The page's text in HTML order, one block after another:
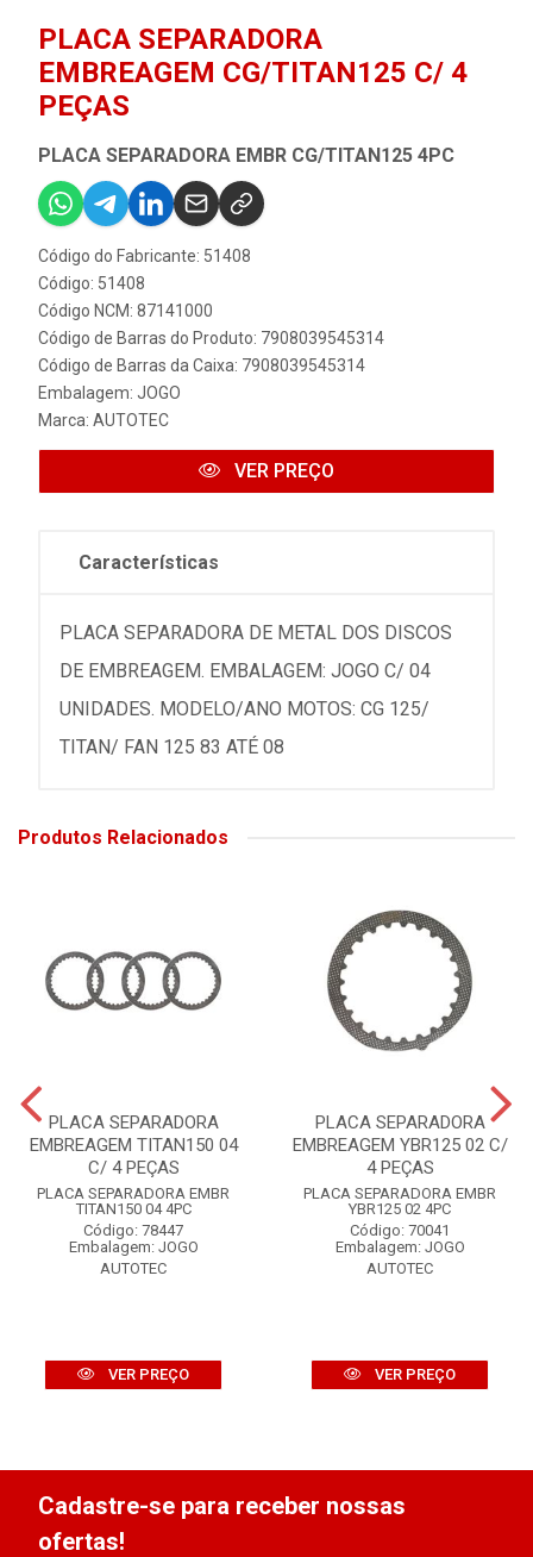
PLACA SEPARADORA
EMBREAGEM CG/TITAN125 C/ 4
PEÇAS
PLACA SEPARADORA EMBR CG/TITAN125 4PC
Código do Fabricante: 51408
Código: 51408
Código NCM: 87141000
Código de Barras do Produto: 7908039545314
Código de Barras da Caixa: 7908039545314
Embalagem: JOGO
Marca: AUTOTEC
VER PREÇO
Características
PLACA SEPARADORA DE METAL DOS DISCOS
DE EMBREAGEM. EMBALAGEM: JOGO C/ 04
UNIDADES. MODELO/ANO MOTOS: CG 125/
TITAN/ FAN 125 83 ATÉ 08
Produtos Relacionados
PLACA SEPARADORA
EMBREAGEM TITAN150 04
C/ 4 PEÇAS
PLACA SEPARADORA EMBR
TITAN150 04 4PC
Código: 78447
Embalagem: JOGO
AUTOTEC
VER PREÇO
PLACA SEPARADORA
EMBREAGEM YBR125 02 C/
4 PEÇAS
PLACA SEPARADORA EMBR
YBR125 02 4PC
Código: 70041
Embalagem: JOGO
AUTOTEC
VER PREÇO
Cadastre-se para receber nossas
ofertas!